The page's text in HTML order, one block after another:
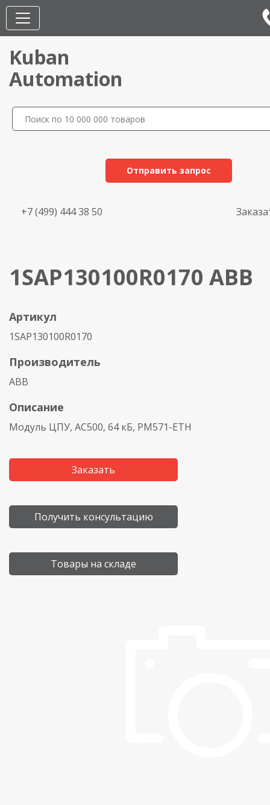
Kuban
Automation
Отправить запрос
+7 (499) 444 38 50
1SAP130100R0170 ABB
Артикул
1SAP130100R0170
Производитель
ABB
Описание
Модуль ЦПУ, AC500, 64 кБ, PM571-ETH
Заказать
Получить консультацию
Товары на складе